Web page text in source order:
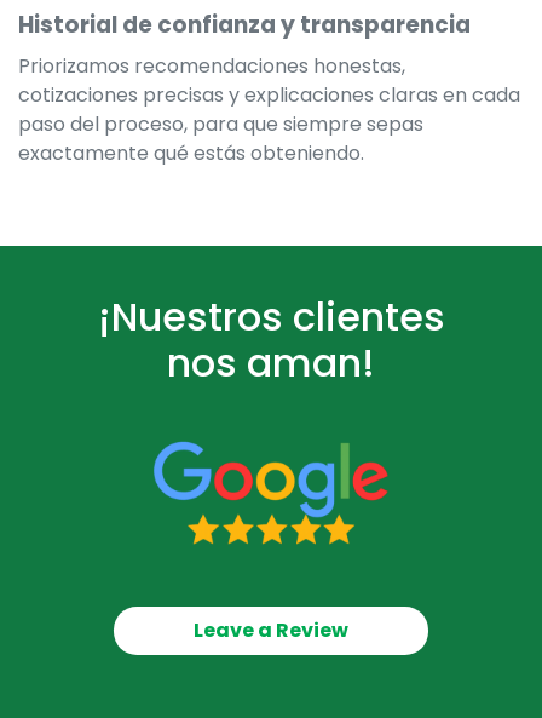
Historial de confianza y transparencia
Priorizamos recomendaciones honestas,
cotizaciones precisas y explicaciones claras en cada
paso del proceso, para que siempre sepas
exactamente qué estás obteniendo.
¡Nuestros clientes
nos aman!
Leave a Review